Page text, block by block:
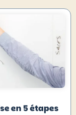
en 5 étapes